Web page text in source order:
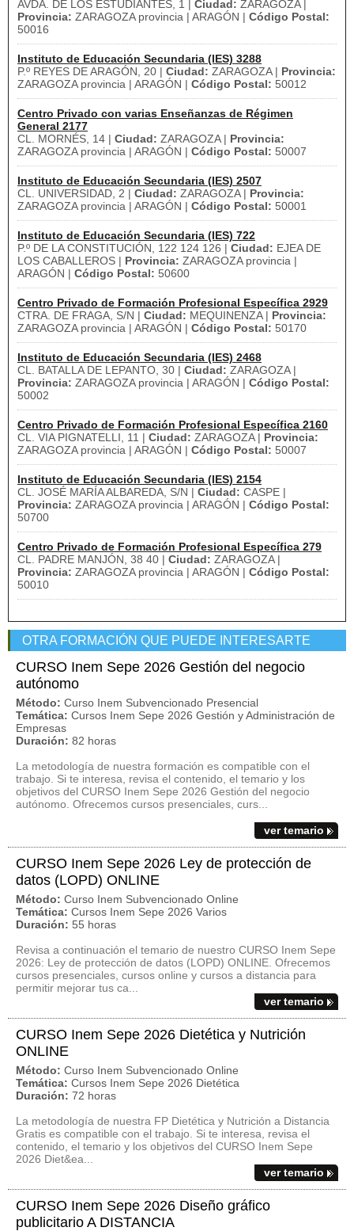
AVDA. DE LOS ESTUDIANTES, 1 | Ciudad: ZARAGOZA |
Provincia: ZARAGOZA provincia | ARAGÓN | Código Postal:
50016
Instituto de Educación Secundaria (IES) 3288
P.º REYES DE ARAGÓN, 20 | Ciudad: ZARAGOZA | Provincia:
ZARAGOZA provincia | ARAGÓN | Código Postal: 50012
Centro Privado con varias Enseñanzas de Régimen
General 2177
CL. MORNÉS, 14 | Ciudad: ZARAGOZA | Provincia:
ZARAGOZA provincia | ARAGÓN | Código Postal: 50007
Instituto de Educación Secundaria (IES) 2507
CL. UNIVERSIDAD, 2 | Ciudad: ZARAGOZA | Provincia:
ZARAGOZA provincia | ARAGÓN | Código Postal: 50001
Instituto de Educación Secundaria (IES) 722
P.º DE LA CONSTITUCIÓN, 122 124 126 | Ciudad: EJEA DE
LOS CABALLEROS | Provincia: ZARAGOZA provincia |
ARAGÓN | Código Postal: 50600
Centro Privado de Formación Profesional Específica 2929
CTRA. DE FRAGA, S/N | Ciudad: MEQUINENZA | Provincia:
ZARAGOZA provincia | ARAGÓN | Código Postal: 50170
Instituto de Educación Secundaria (IES) 2468
CL. BATALLA DE LEPANTO, 30 | Ciudad: ZARAGOZA |
Provincia: ZARAGOZA provincia | ARAGÓN | Código Postal:
50002
Centro Privado de Formación Profesional Específica 2160
CL. VIA PIGNATELLI, 11 | Ciudad: ZARAGOZA | Provincia:
ZARAGOZA provincia | ARAGÓN | Código Postal: 50007
Instituto de Educación Secundaria (IES) 2154
CL. JOSÉ MARÍA ALBAREDA, S/N | Ciudad: CASPE |
Provincia: ZARAGOZA provincia | ARAGÓN | Código Postal:
50700
Centro Privado de Formación Profesional Específica 279
CL. PADRE MANJÓN, 38 40 | Ciudad: ZARAGOZA |
Provincia: ZARAGOZA provincia | ARAGÓN | Código Postal:
50010
OTRA FORMACIÓN QUE PUEDE INTERESARTE
CURSO Inem Sepe 2026 Gestión del negocio
autónomo
Método: Curso Inem Subvencionado Presencial
Temática: Cursos Inem Sepe 2026 Gestión y Administración de
Empresas
Duración: 82 horas
La metodología de nuestra formación es compatible con el
trabajo. Si te interesa, revisa el contenido, el temario y los
objetivos del CURSO Inem Sepe 2026 Gestión del negocio
autónomo. Ofrecemos cursos presenciales, curs...
ver temario
CURSO Inem Sepe 2026 Ley de protección de
datos (LOPD) ONLINE
Método: Curso Inem Subvencionado Online
Temática: Cursos Inem Sepe 2026 Varios
Duración: 55 horas
Revisa a continuación el temario de nuestro CURSO Inem Sepe
2026: Ley de protección de datos (LOPD) ONLINE. Ofrecemos
cursos presenciales, cursos online y cursos a distancia para
permitir mejorar tus ca...
ver temario
CURSO Inem Sepe 2026 Dietética y Nutrición
ONLINE
Método: Curso Inem Subvencionado Online
Temática: Cursos Inem Sepe 2026 Dietética
Duración: 72 horas
La metodología de nuestra FP Dietética y Nutrición a Distancia
Gratis es compatible con el trabajo. Si te interesa, revisa el
contenido, el temario y los objetivos del CURSO Inem Sepe
2026 Diet&ea...
ver temario
CURSO Inem Sepe 2026 Diseño gráfico
publicitario A DISTANCIA